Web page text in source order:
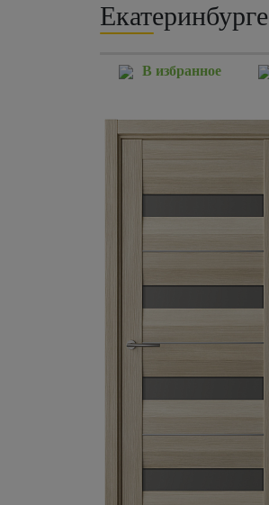
Екатеринбурге
В избранное